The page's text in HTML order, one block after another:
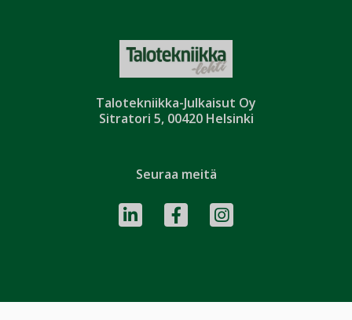
Talotekniikka-Julkaisut Oy
Sitratori 5, 00420 Helsinki
Seuraa meitä